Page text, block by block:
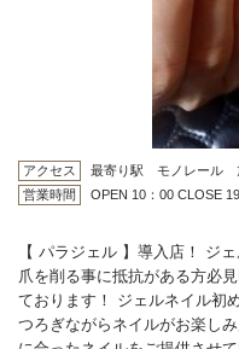
アクセス
最寄り駅 モノレール
営業時間
OPEN 10：00 CLOSE
【 パラジェル 】導入店！ ジ
爪を削る事に抵抗がある方必
ております！ ジェルネイル初
つろぎながらネイルがお楽し